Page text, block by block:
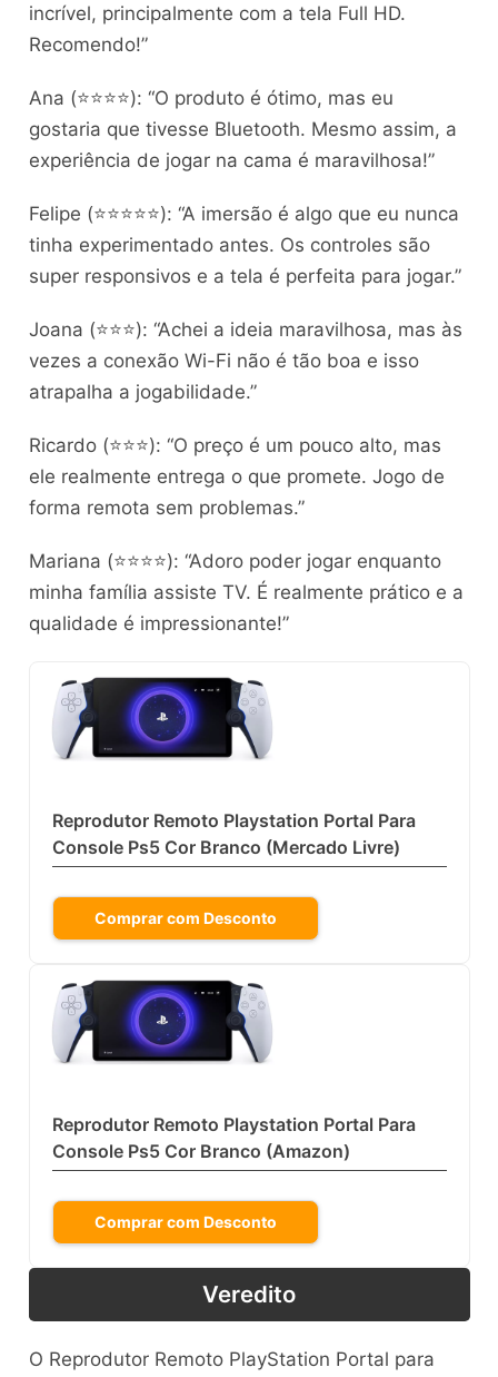
incrível, principalmente com a tela Full HD.
Recomendo!”
Ana (⭐⭐⭐⭐): “O produto é ótimo, mas eu
gostaria que tivesse Bluetooth. Mesmo assim, a
experiência de jogar na cama é maravilhosa!”
Felipe (⭐⭐⭐⭐⭐): “A imersão é algo que eu nunca
tinha experimentado antes. Os controles são
super responsivos e a tela é perfeita para jogar.”
Joana (⭐⭐⭐): “Achei a ideia maravilhosa, mas às
vezes a conexão Wi-Fi não é tão boa e isso
atrapalha a jogabilidade.”
Ricardo (⭐⭐⭐): “O preço é um pouco alto, mas
ele realmente entrega o que promete. Jogo de
forma remota sem problemas.”
Mariana (⭐⭐⭐⭐): “Adoro poder jogar enquanto
minha família assiste TV. É realmente prático e a
qualidade é impressionante!”
Reprodutor Remoto Playstation Portal Para
Console Ps5 Cor Branco (Mercado Livre)
Comprar com Desconto
Reprodutor Remoto Playstation Portal Para
Console Ps5 Cor Branco (Amazon)
Comprar com Desconto
Veredito
O Reprodutor Remoto PlayStation Portal para